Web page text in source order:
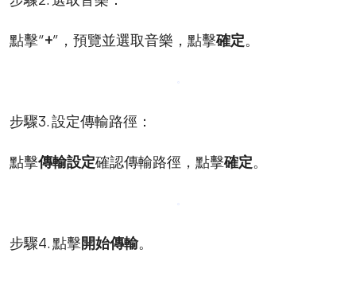
點擊“+”，預覽並選取音樂，點擊確定。
步驟3. 設定傳輸路徑：
點擊傳輸設定確認傳輸路徑，點擊確定。
步驟4. 點擊開始傳輸。